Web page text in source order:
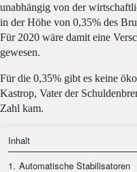
unabhängig von der
in der Höhe von 0,35% des
Für 2020 wäre damit eine
gewesen.
Für die 0,35% gibt es keine
Kastrop, Vater der
Zahl kam.
Inhalt
1. Automatische Stabilisatoren